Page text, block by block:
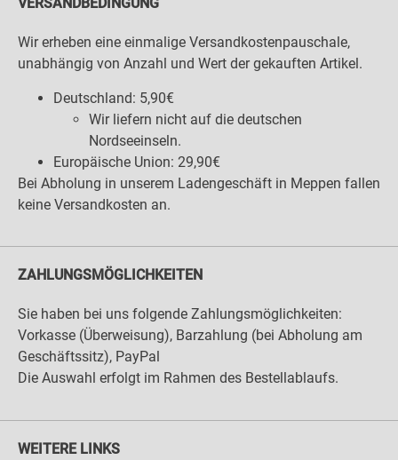
VERSANDBEDINGUNG
Wir erheben eine einmalige Versandkostenpauschale,
unabhängig von Anzahl und Wert der gekauften Artikel.
Deutschland: 5,90€
Wir liefern nicht auf die deutschen
Nordseeinseln.
Europäische Union: 29,90€
Bei Abholung in unserem Ladengeschäft in Meppen fallen
keine Versandkosten an.
ZAHLUNGSMÖGLICHKEITEN
Sie haben bei uns folgende Zahlungsmöglichkeiten:
Vorkasse (Überweisung), Barzahlung (bei Abholung am
Geschäftssitz), PayPal
Die Auswahl erfolgt im Rahmen des Bestellablaufs.
WEITERE LINKS